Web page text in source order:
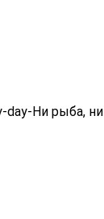
day-Ни